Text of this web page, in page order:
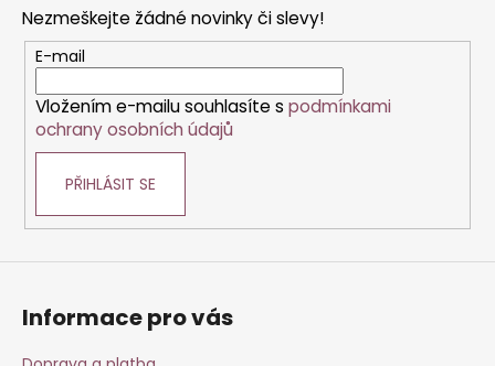
Nezmeškejte žádné novinky či slevy!
E-mail
Vložením e-mailu souhlasíte s podmínkami
ochrany osobních údajů
PŘIHLÁSIT SE
Informace pro vás